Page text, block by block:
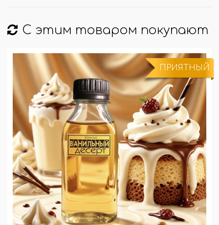
С этим товаром покупают
ПРИЯТНЫЙ